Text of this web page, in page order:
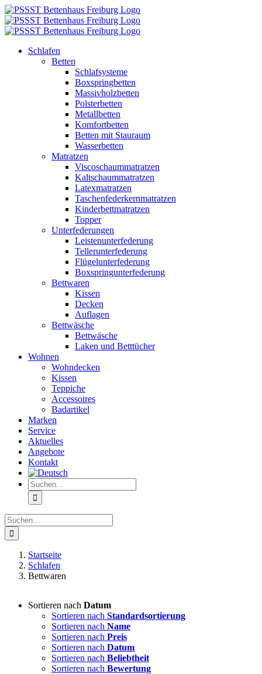
Zum
Inhalt
springen
Schlafen
Betten
Schlafsysteme
Boxspringbetten
Massivholzbetten
Polsterbetten
Metallbetten
Komfortbetten
Betten mit Stauraum
Wasserbetten
Matratzen
Viscoschaummatratzen
Kaltschaummatratzen
Latexmatratzen
Taschenfederkernmatratzen
Kinderbettmatratzen
Topper
Unterfederungen
Leistenunterfederung
Tellerunterfederung
Flügelunterfederung
Boxspringunterfederung
Bettwaren
Kissen
Decken
Auflagen
Bettwäsche
Bettwäsche
Laken und Betttücher
Wohnen
Wohndecken
Kissen
Teppiche
Accessoires
Badartikel
Marken
Service
Aktuelles
Angebote
Kontakt
Suche
nach:
Suche
nach:
Startseite
Schlafen
Bettwaren
Sortieren nach Datum
Sortieren nach Standardsortierung
Sortieren nach Name
Sortieren nach Preis
Sortieren nach Datum
Sortieren nach Beliebtheit
Sortieren nach Bewertung